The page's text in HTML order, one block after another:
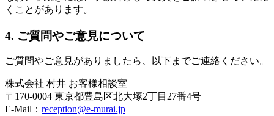
くことがあります。
4. ご質問やご意見について
ご質問やご意見がありましたら、以下までご連絡ください。
株式会社 村井 お客様相談室
〒170-0004 東京都豊島区北大塚2丁目27番4号
E-Mail： reception@e-murai.jp